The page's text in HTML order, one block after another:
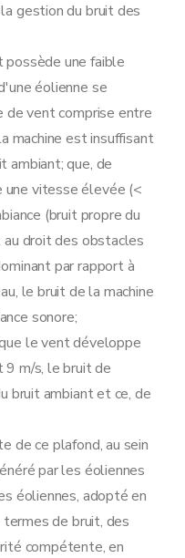
gestion du bruit des
possède une faible
éolienne se
de vent comprise entre
machine est insuffisant
ambiant; que, de
vitesse élevée (<
(bruit propre du
droit des obstacles
par rapport à
le bruit de la machine
sonore;
le vent développe
m/s, le bruit de
bruit ambiant et ce, de
de ce plafond, au sein
par les éoliennes
éoliennes, adopté en
de bruit, des
compétente, en